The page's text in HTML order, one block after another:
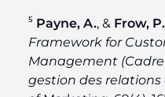
⁵ Payne, A., & Frow, P.
Framework for
Management
gestion des relations